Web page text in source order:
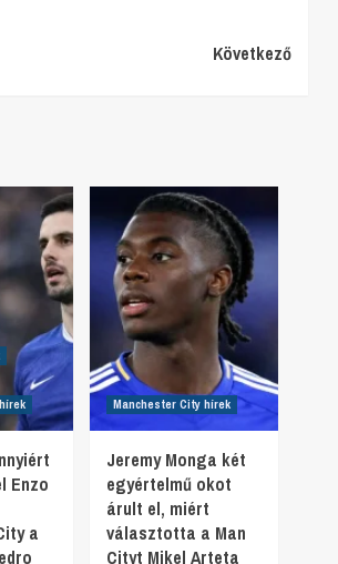
Következő
Enzo
a
Manchester City hírek
Jeremy Monga két
egyértelmű okot
árult el, miért
választotta a Man
Cityt Mikel Arteta